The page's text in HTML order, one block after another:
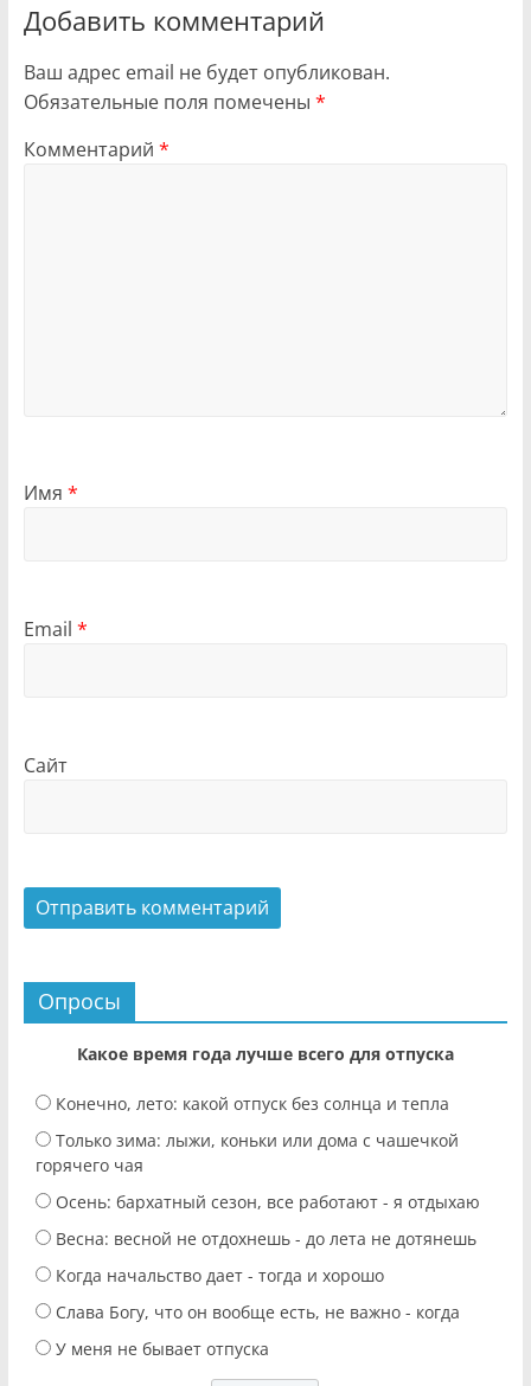
Добавить комментарий
Ваш адрес email не будет опубликован.
Обязательные поля помечены *
Комментарий *
Имя *
Email *
Сайт
Опросы
Какое время года лучше всего для отпуска
Конечно, лето: какой отпуск без солнца и тепла
Только зима: лыжи, коньки или дома с чашечкой
горячего чая
Осень: бархатный сезон, все работают - я отдыхаю
Весна: весной не отдохнешь - до лета не дотянешь
Когда начальство дает - тогда и хорошо
Слава Богу, что он вообще есть, не важно - когда
У меня не бывает отпуска